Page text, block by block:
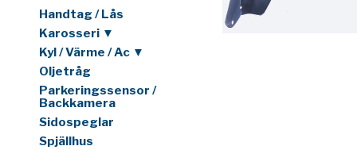
Handtag / Lås
Karosseri ▼
Kyl / Värme / Ac ▼
Oljetråg
Parkeringssensor /
Backkamera
Sidospeglar
Spjällhus